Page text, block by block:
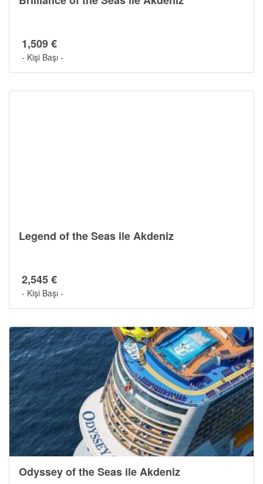
1,509 €
- Kişi Başı -
Legend of the Seas ile Akdeniz
2,545 €
- Kişi Başı -
Odyssey of the Seas ile Akdeniz